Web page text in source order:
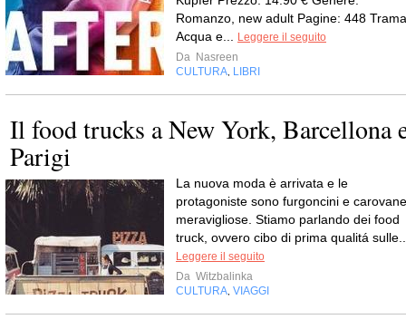
Romanzo, new adult Pagine: 448
Acqua e...
Leggere il seguito
Da Nasreen
CULTURA LIBRI
Il food trucks a New York, Barcellona
Parigi
La nuova moda è arrivata e le
protagoniste sono furgoncini e carovane
meravigliose. Stiamo parlando dei food
truck, ovvero cibo di prima qualitá
Leggere il seguito
Da Witzbalinka
CULTURA VIAGGI